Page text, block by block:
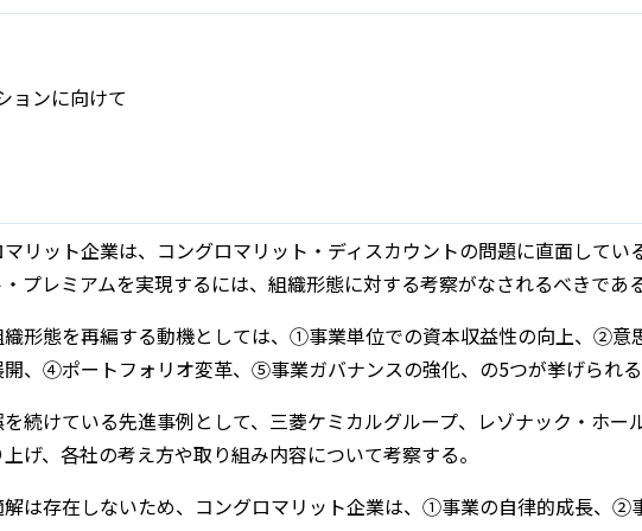
ンに向けて
リット企業は、コングロマリット・ディスカウントの問題に直面してい
プレミアムを実現するには、組織形態に対する考察がなされるべきである
織形態を再編する動機としては、①事業単位での資本収益性の向上、②意
、④ポートフォリオ変革、⑤事業ガバナンスの強化、の5つが挙げられる
続けている先進事例として、三菱ケミカルグループ、レゾナック・ホー
げ、各社の考え方や取り組み内容について考察する。
は存在しないため、コングロマリット企業は、①事業の自律的成長、②